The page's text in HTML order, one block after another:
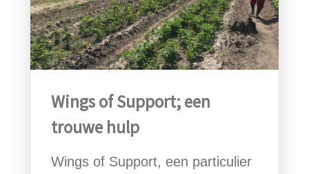
Wings of Support; een
trouwe hulp
Wings of Support, een particulier